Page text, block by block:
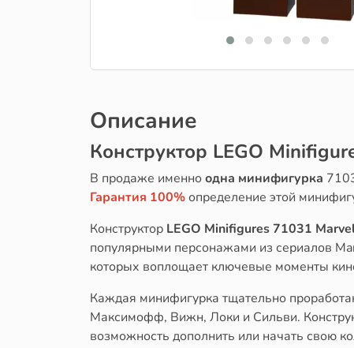
Описание
Конструктор LEGO
В продаже именноодна минифигурка
Гарантия 100%определение этой
Конструктор LEGO Minifigures 71031
популярными персонажами из сериалов
которых воплощает ключевые моменты
Каждая минифигурка тщательно
Максимофф, Вижн, Локи и Сильви.
возможность дополнить или начать свою